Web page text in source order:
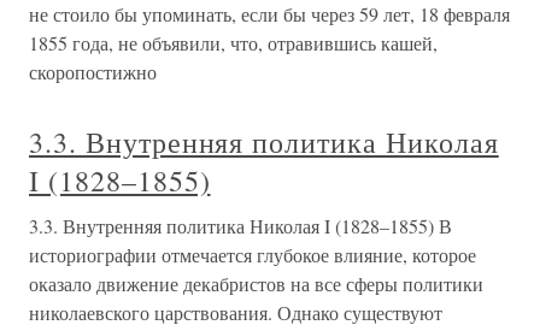
не стоило бы упоминать, если бы через 59 лет, 18 февраля
1855 года, не объявили, что, отравившись кашей,
скоропостижно
3.3. Внутренняя политика Николая
I (1828–1855)
3.3. Внутренняя политика Николая I (1828–1855) В
историографии отмечается глубокое влияние, которое
оказало движение декабристов на все сферы политики
николаевского царствования. Однако существуют